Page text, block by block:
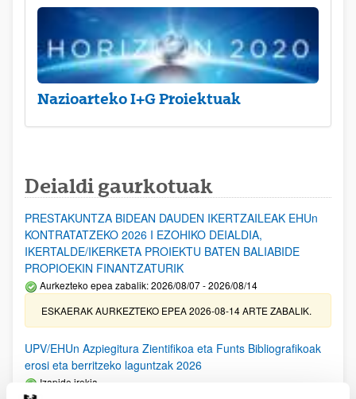
Nazioarteko I+G Proiektuak
Deialdi gaurkotuak
PRESTAKUNTZA BIDEAN DAUDEN IKERTZAILEAK EHUn
KONTRATATZEKO 2026 I EZOHIKO DEIALDIA,
IKERTALDE/IKERKETA PROIEKTU BATEN BALIABIDE
PROPIOEKIN FINANTZATURIK
Aurkezteko epea zabalik: 2026/08/07 - 2026/08/14
ESKAERAK AURKEZTEKO EPEA 2026-08-14 ARTE ZABALIK.
UPV/EHUn Azpiegitura Zientifikoa eta Funts Bibliografikoak
erosi eta berritzeko laguntzak 2026
Izapide irekia